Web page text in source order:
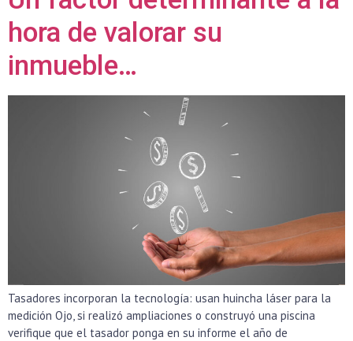
hora de valorar su
inmueble…
Tasadores incorporan la tecnología: usan huincha láser para la
medición Ojo, si realizó ampliaciones o construyó una piscina
verifique que el tasador ponga en su informe el año de